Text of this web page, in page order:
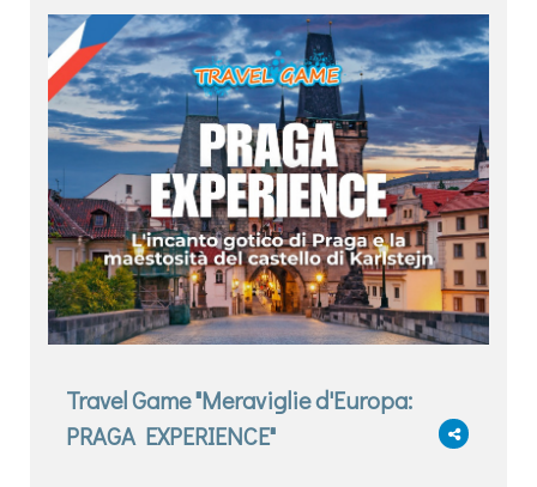
Travel Game "Meraviglie d'Europa:
PRAGA EXPERIENCE"